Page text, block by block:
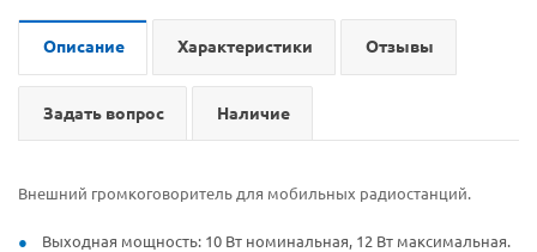
Описание Характеристики Отзывы
Задать вопрос Наличие
Внешний громкоговоритель для мобильных радиостанций.
Выходная мощность: 10 Вт номинальная, 12 Вт максимальная.